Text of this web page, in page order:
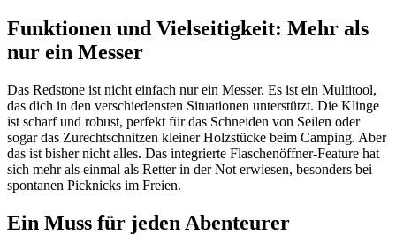
Funktionen und Vielseitigkeit: Mehr als
nur ein Messer
Das Redstone ist nicht einfach nur ein Messer. Es ist ein Multitool,
das dich in den verschiedensten Situationen unterstützt. Die Klinge
ist scharf und robust, perfekt für das Schneiden von Seilen oder
sogar das Zurechtschnitzen kleiner Holzstücke beim Camping. Aber
das ist bisher nicht alles. Das integrierte Flaschenöffner-Feature hat
sich mehr als einmal als Retter in der Not erwiesen, besonders bei
spontanen Picknicks im Freien.
Ein Muss für jeden Abenteurer